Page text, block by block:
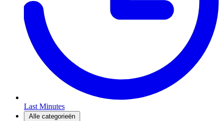
Last Minutes
Alle categorieën